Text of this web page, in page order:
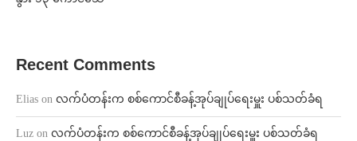
Recent Comments
Elias on လက်ပံတန်းက စစ်ကောင်စီခန့်အုပ်ချုပ်ရေးမှူး ပစ်သတ်ခံရ
Luz on လက်ပံတန်းက စစ်ကောင်စီခန့်အုပ်ချုပ်ရေးမှူး ပစ်သတ်ခံရ